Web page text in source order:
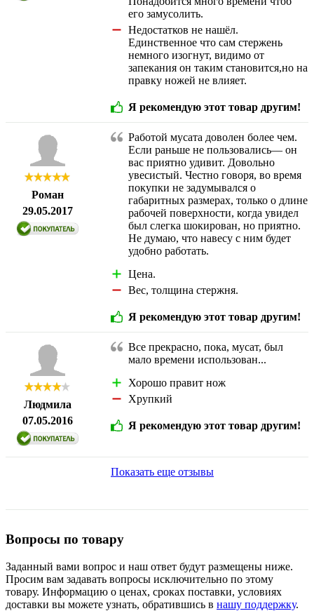
его замусолить.
Недостатков не нашёл.
Единственное что сам стержень
немного изогнут, видимо от
запекания он таким становится,но на
правку ножей не влияет.
Я рекомендую этот товар другим!
Роман
29.05.2017
Работой мусата доволен более чем.
Если раньше не пользовались— он
вас приятно удивит. Довольно
увесистый. Честно говоря, во время
покупки не задумывался о
габаритных размерах, только о длине
рабочей поверхности, когда увидел
был слегка шокирован, но приятно.
Не думаю, что навесу с ним будет
удобно работать.
Цена.
Вес, толщина стержня.
Я рекомендую этот товар другим!
Людмила
07.05.2016
Все прекрасно, пока, мусат, был
мало времени использован...
Хорошо правит нож
Хрупкий
Я рекомендую этот товар другим!
Показать еще отзывы
Вопросы по товару
Заданный вами вопрос и наш ответ будут размещены ниже.
Просим вам задавать вопросы исключительно по этому
товару. Информацию о ценах, сроках поставки, условиях
доставки вы можете узнать, обратившись в нашу поддержку.